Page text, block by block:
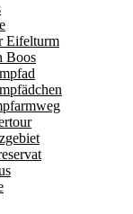
Eifelturm
Boos